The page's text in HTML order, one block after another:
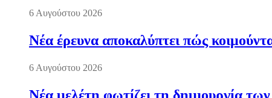
6 Αυγούστου 2026
Νέα έρευνα αποκαλύπτει πώς
6 Αυγούστου 2026
Νέα μελέτη φωτίζει τη δημιουργία